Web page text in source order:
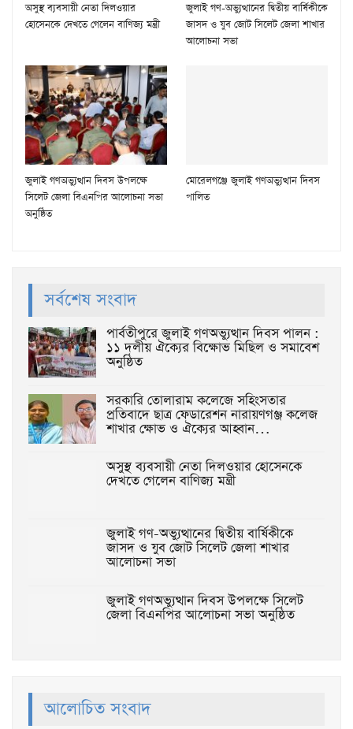
অসুস্থ ব্যবসায়ী নেতা দিলওয়ার
হোসেনকে দেখতে গেলেন বাণিজ্য মন্ত্রী
জুলাই গণ-অভ্যুত্থানের দ্বিতীয় বার্ষিকীকে
জাসদ ও যুব জোট সিলেট জেলা শাখার
আলোচনা সভা
জুলাই গণঅভ্যুত্থান দিবস উপলক্ষে
সিলেট জেলা বিএনপির আলোচনা সভা
অনুষ্ঠিত
মোরেলগঞ্জে জুলাই গণঅভ্যুত্থান দিবস
পালিত
সর্বশেষ সংবাদ
পার্বতীপুরে জুলাই গণঅভ্যুত্থান দিবস পালন :
১১ দলীয় ঐক্যের বিক্ষোভ মিছিল ও সমাবেশ
অনুষ্ঠিত
‎সরকারি তোলারাম কলেজে সহিংসতার
প্রতিবাদে ছাত্র ফেডারেশন নারায়ণগঞ্জ কলেজ
শাখার ক্ষোভ ও ঐক্যের আহ্বান…
অসুস্থ ব্যবসায়ী নেতা দিলওয়ার হোসেনকে
দেখতে গেলেন বাণিজ্য মন্ত্রী
জুলাই গণ-অভ্যুত্থানের দ্বিতীয় বার্ষিকীকে
জাসদ ও যুব জোট সিলেট জেলা শাখার
আলোচনা সভা
জুলাই গণঅভ্যুত্থান দিবস উপলক্ষে সিলেট
জেলা বিএনপির আলোচনা সভা অনুষ্ঠিত
আলোচিত সংবাদ